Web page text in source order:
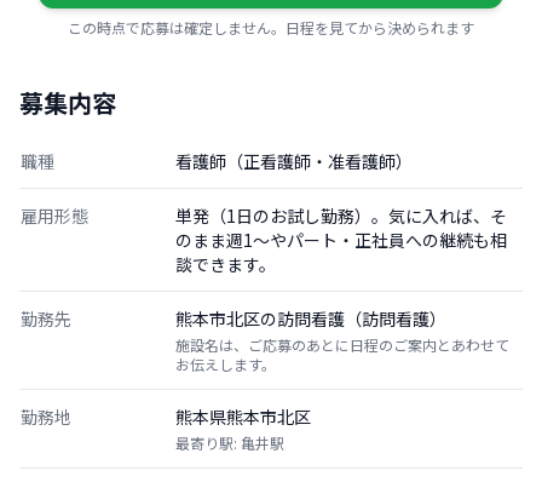
この時点で応募は確定しません。日程を見てから決められます
募集内容
職種 看護師（正看護師・准看護師）
雇用形態
単発（1日のお試し勤務）。気に入れば、そ
のまま週1〜やパート・正社員への継続も相
談できます。
勤務先 熊本市北区の訪問看護（訪問看護）
施設名は、ご応募のあとに日程のご案内とあわせて
お伝えします。
勤務地 熊本県熊本市北区
最寄り駅: 亀井駅